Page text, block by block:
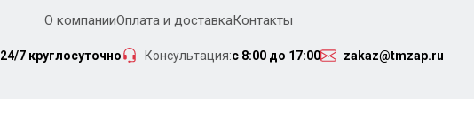
О компанииОплата и доставкаКонтакты
24/7 круглосуточно Консультация:с 8:00 до 17:00 zakaz@tmzap.ru